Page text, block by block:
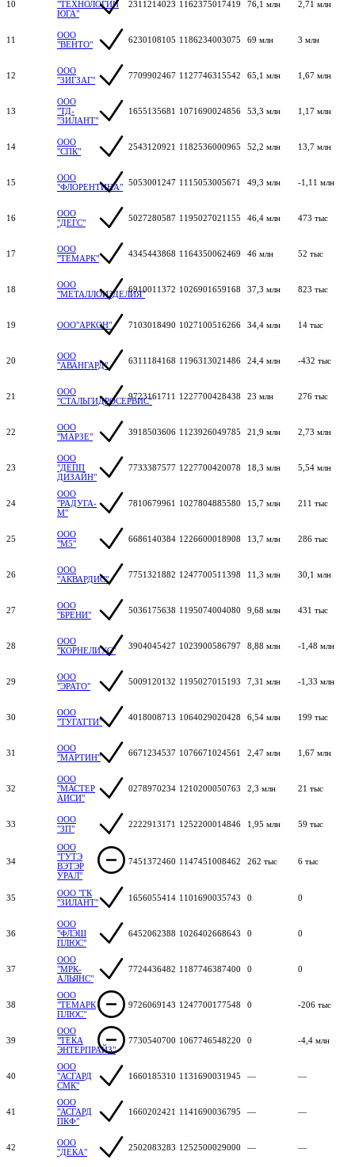
10
"ТЕХНОЛОГИИ
ЮГА"
2311214023 1162375017419 76,1 млн 2,71 млн
11
ООО
"ВЕНТО"
6230108105 1186234003075 69 млн 3 млн
12
ООО
"ЗИГЗАГ"
7709902467 1127746315542 65,1 млн 1,67 млн
13
ООО
"ТД-
"ЗИЛАНТ"
1655135681 1071690024856 53,3 млн 1,17 млн
14
ООО
"СПК"
2543120921 1182536000965 52,2 млн 13,7 млн
15
ООО
"ФЛОРЕНТИНА" 5053001247 1115053005671 49,3 млн -1,11 млн
16
ООО
"ДЕГС"
5027280587 1195027021155 46,4 млн 473 тыс
17
ООО
"ТЕМАРК"
4345443868 1164350062469 46 млн 52 тыс
18
ООО
"МЕТАЛЛОИЗДЕЛИЯ"6910011372 1026901659168 37,3 млн 823 тыс
19 ООО"АРКОН" 7103018490 1027100516266 34,4 млн 14 тыс
20
ООО
"АВАНГАРД"
6311184168 1196313021486 24,4 млн -432 тыс
21
ООО
"СТАЛЬГИДРОСЕРВИС"9723161711 1227700428438 23 млн 276 тыс
22
ООО
"МАРЗЕ"
3918503606 1123926049785 21,9 млн 2,73 млн
23
ООО
"ДЕПП
ДИЗАЙН"
7733387577 1227700420078 18,3 млн 5,54 млн
24
ООО
"РАДУГА-
М"
7810679961 1027804885580 15,7 млн 211 тыс
25
ООО
"М5"
6686140384 1226600018908 13,7 млн 286 тыс
26
ООО
"АКВАРДИС"
7751321882 1247700511398 11,3 млн 30,1 млн
27
ООО
"БРЕНИ"
5036175638 1195074004080 9,68 млн 431 тыс
28
ООО
"КОРНЕЛИУС"
3904045427 1023900586797 8,88 млн -1,48 млн
29
ООО
"ЭРАТО"
5009120132 1195027015193 7,31 млн -1,33 млн
30
ООО
"ТУГАТТИ"
4018008713 1064029020428 6,54 млн 199 тыс
31
ООО
"МАРТИН"
6671234537 1076671024561 2,47 млн 1,67 млн
32
ООО
"МАСТЕР
АИСИ"
0278970234 1210200050763 2,3 млн 21 тыс
33
ООО
"ЗП"
2222913171 1252200014846 1,95 млн 59 тыс
34
ООО
"ГУТЭ
ВЭТЭР
УРАЛ"
7451372460 1147451008462 262 тыс 6 тыс
35
ООО "ГК
"ЗИЛАНТ"
1656055414 1101690035743 0 0
36
ООО
"ФЛЭШ
ПЛЮС"
6452062388 1026402668643 0 0
37
ООО
"МРК-
АЛЬЯНС"
7724436482 1187746387400 0 0
38
ООО
"ТЕМАРК
ПЛЮС"
9726069143 1247700177548 0 -206 тыс
39
ООО
"ТЕКА
ЭНТЕРПРАЙЗ"
7730540700 1067746548220 0 -4,4 млн
40
ООО
"АСГАРД
СМК"
1660185310 1131690031945 — —
41
ООО
"АСГАРД
ПКФ"
1660202421 1141690036795 — —
42
ООО
"ДЕКА"
2502083283 1252500029000 — —